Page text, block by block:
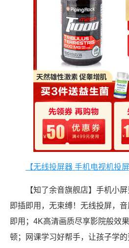
【无线投屏器 手机电视机投
【知了余音旗舰店】手机小
即插即用，无束缚！无线投屏，
即用；4K高清画质尽享影院般效
顿；网课学习好帮手，让孩子学的